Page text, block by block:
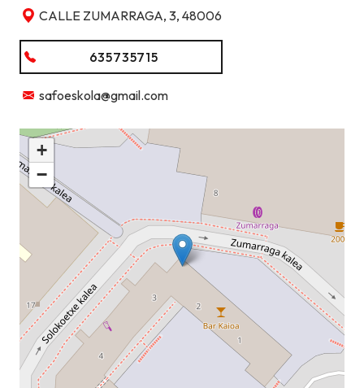
CALLE ZUMARRAGA, 3, 48006
635735715
safoeskola@gmail.com
+
−